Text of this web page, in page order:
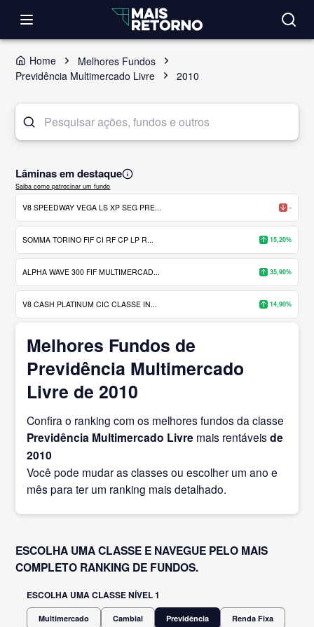
Home
Melhores Fundos
Previdência Multimercado Livre
2010
Lâminas em destaque
Saiba como patrocinar um fundo
V8 SPEEDWAY VEGA LS XP SEG PRE... -
SOMMA TORINO FIF CI RF CP LP R... 15,20%
ALPHA WAVE 300 FIF MULTIMERCAD... 35,90%
V8 CASH PLATINUM CIC CLASSE IN... 14,90%
Melhores Fundos de
Previdência Multimercado
Livre de 2010
Confira o ranking com os melhores fundos da classe
Previdência Multimercado Livre mais rentáveisde
2010
Você pode mudar as classes ou escolher um ano e
mês para ter um ranking mais detalhado.
ESCOLHA UMA CLASSE E NAVEGUE PELO MAIS
COMPLETO RANKING DE FUNDOS.
ESCOLHA UMA CLASSE NÍVEL 1
Multimercado Cambial Previdência Renda Fixa